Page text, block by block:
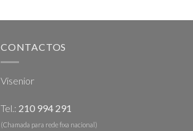
CONTACTOS
Visenior
Tel.: 210 994 291
(Chamada para rede fixa nacional)